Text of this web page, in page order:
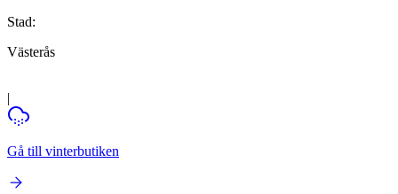
Stad:
Västerås
|
Gå till vinterbutiken